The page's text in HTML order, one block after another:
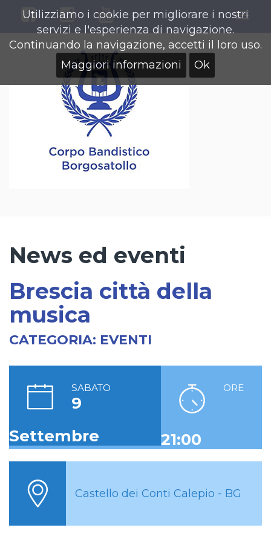
News ed eventi
Brescia città della
musica
CATEGORIA: EVENTI
SABATO
9
Settembre
ORE
21:00
Castello dei Conti Calepio - BG
Utilizziamo i cookie per migliorare i nostri
servizi e l'esperienza di navigazione.
Continuando la navigazione, accetti il loro uso.
Maggiori informazioni
Ok